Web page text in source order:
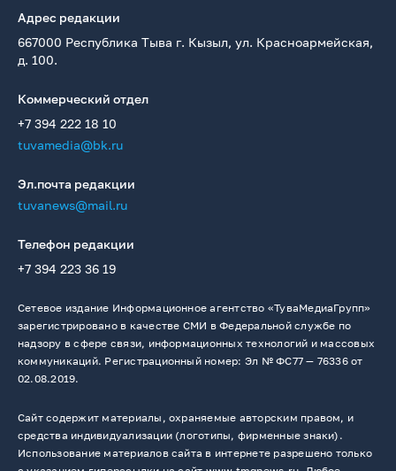
Адрес редакции
667000 Республика Тыва г. Кызыл, ул. Красноармейская,
д. 100.
Коммерческий отдел
+7 394 222 18 10
tuvamedia@bk.ru
Эл.почта редакции
tuvanews@mail.ru
Телефон редакции
+7 394 223 36 19
Сетевое издание Информационное агентство «ТуваМедиаГрупп»
зарегистрировано в качестве СМИ в Федеральной службе по
надзору в сфере связи, информационных технологий и массовых
коммуникаций. Регистрационный номер: Эл № ФС77 — 76336 от
02.08.2019.
Сайт содержит материалы, охраняемые авторским правом, и
средства индивидуализации (логотипы, фирменные знаки).
Использование материалов сайта в интернете разрешено только